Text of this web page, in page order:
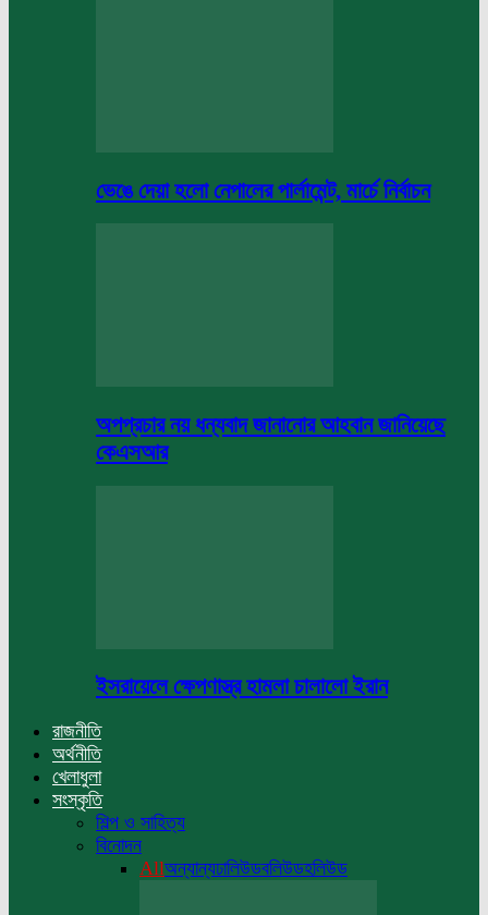
ভেঙে দেয়া হলো নেপালের পার্লামেন্ট, মার্চে নির্বাচন
অপপ্রচার নয় ধন্যবাদ জানানোর আহবান জানিয়েছে
কেএসআর
ইসরায়েলে ক্ষেপণাস্ত্র হামলা চালালো ইরান
রাজনীতি
অর্থনীতি
খেলাধুলা
সংস্কৃতি
শিল্প ও সাহিত্য
বিনোদন
Allঅন্যান্যঢালিউডবলিউডহলিউড